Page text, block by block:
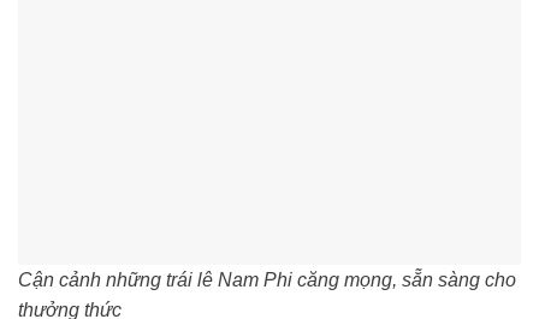
Cận cảnh những trái lê Nam Phi căng mọng, sẵn sàng cho
thưởng thức